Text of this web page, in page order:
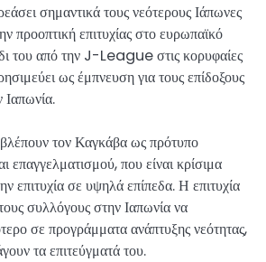
σημαντικά τους νεότερους Ιάπωνες
προοπτική επιτυχίας στο ευρωπαϊκό
του από την J-League στις κορυφαίες
ως έμπνευση για τους επίδοξους
Ιαπωνία.
βλέπουν τον Καγκάβα ως πρότυπο
επαγγελματισμού, που είναι κρίσιμα
επιτυχία σε υψηλά επίπεδα. Η επιτυχία
συλλόγους στην Ιαπωνία να
σε προγράμματα ανάπτυξης νεότητας,
τα επιτεύγματά του.